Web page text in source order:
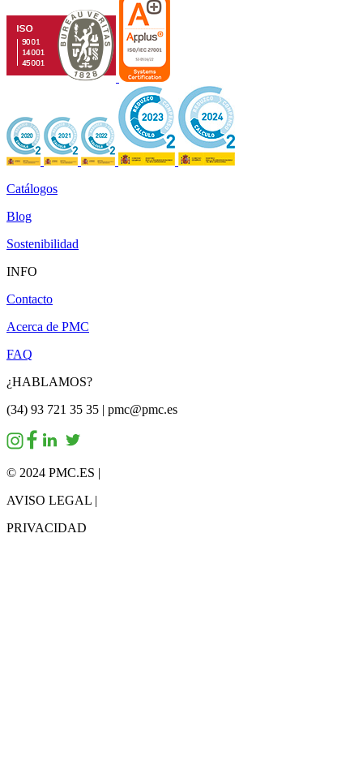
Catálogos
Blog
Sostenibilidad
INFO
Contacto
Acerca de PMC
FAQ
¿HABLAMOS?
(34) 93 721 35 35 | pmc@pmc.es
© 2024 PMC.ES |
AVISO LEGAL |
PRIVACIDAD